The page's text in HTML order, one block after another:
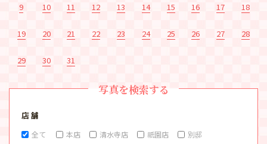
9 10 11 12 13 14 15 16 17 18
19 20 21 22 23 24 25 26 27 28
29 30 31
写真を検索する
店 舗
全て 本店 清水寺店 祇園店
別邸